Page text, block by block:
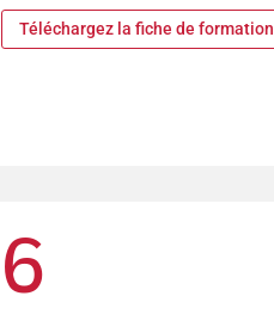
Téléchargez la fiche de formation
6